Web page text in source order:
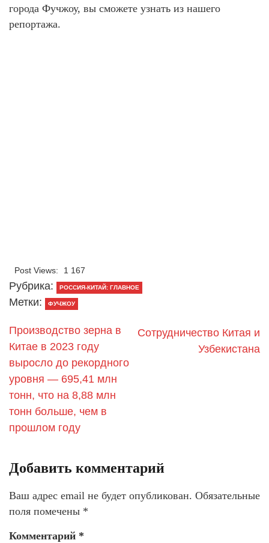
города Фучжоу, вы сможете узнать из нашего
репортажа.
Post Views: 1 167
Рубрика: РОССИЯ-КИТАЙ: ГЛАВНОЕ
Метки: ФУЧЖОУ
Производство зерна в
Китае в 2023 году
выросло до рекордного
уровня — 695,41 млн
тонн, что на 8,88 млн
тонн больше, чем в
прошлом году
Сотрудничество Китая и
Узбекистана
Добавить комментарий
Ваш адрес email не будет опубликован. Обязательные
поля помечены *
Комментарий *